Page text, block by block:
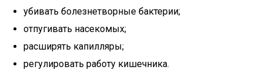
убивать болезнетворные бактерии;
отпугивать насекомых;
расширять капилляры;
регулировать работу кишечника.